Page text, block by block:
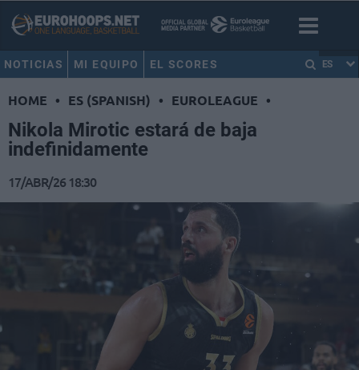
NOTICIAS MI EQUIPO EL SCORES ES
HOME • ES (SPANISH) • EUROLEAGUE •
Nikola Mirotic estará de baja
indefinidamente
17/ABR/26 18:30